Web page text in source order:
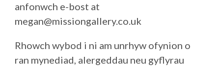
anfonwch e-bost at
megan@missiongallery.co.uk
Rhowch wybod i ni am unrhyw ofynion o
ran mynediad, alergeddau neu gyflyrau